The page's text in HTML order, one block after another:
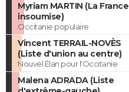
Myriam MARTIN (La France
insoumise)
Occitanie populaire
Vincent TERRAIL-NOVÈS
(Liste d'union au centre)
Nouvel Élan pour l'Occitanie
Malena ADRADA (Liste